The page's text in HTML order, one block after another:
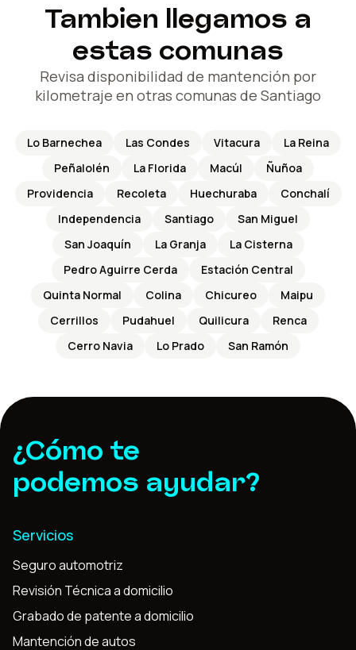
Tambien llegamos a
estas comunas
Revisa disponibilidad de mantención por
kilometraje en otras comunas de Santiago
Lo Barnechea Las Condes Vitacura
La Reina
Peñalolén
La Florida Macúl
Ñuñoa
Providencia
Recoleta Huechuraba
Conchalí
Independencia
Santiago
San Miguel
San Joaquín
La Granja
La Cisterna
Pedro Aguirre Cerda
Estación Central
Quinta Normal
Colina Chicureo
Maipu
Cerrillos
Pudahuel Quilicura
Renca
Cerro Navia
Lo Prado San Ramón
¿Cómo te
podemos ayudar?
Servicios
Seguro automotriz
Revisión Técnica a domicilio
Grabado de patente a domicilio
Mantención de autos